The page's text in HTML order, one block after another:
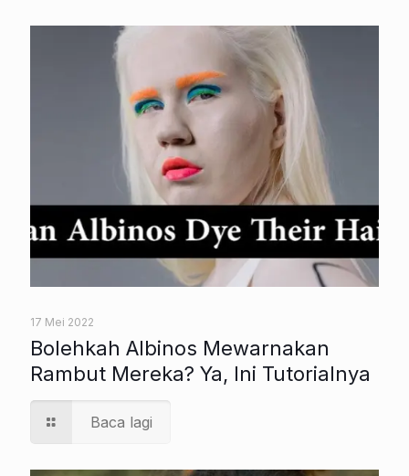
17 Mei 2022
Bolehkah Albinos Mewarnakan
Rambut Mereka? Ya, Ini Tutorialnya
Baca lagi